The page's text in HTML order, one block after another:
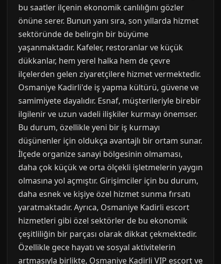
bu saatler ilçenin ekonomik canlılığını gözler
önüne serer. Bunun yanı sıra, son yıllarda hizmet
sektöründe de belirgin bir büyüme
yaşanmaktadır. Kafeler, restoranlar ve küçük
dükkanlar, hem yerel halka hem de çevre
ilçelerden gelen ziyaretçilere hizmet vermektedir.
Osmaniye Kadirli'de iş yapma kültürü, güvene ve
samimiyete dayalıdır. Esnaf, müşterileriyle birebir
ilgilenir ve uzun vadeli ilişkiler kurmayı önemser.
Bu durum, özellikle yeni bir iş kurmayı
düşünenler için oldukça avantajlı bir ortam sunar.
İlçede organize sanayi bölgesinin olmaması,
daha çok küçük ve orta ölçekli işletmelerin yaygın
olmasına yol açmıştır. Girişimciler için bu durum,
daha esnek ve kişiye özel hizmet sunma fırsatı
yaratmaktadır. Ayrıca, Osmaniye Kadirli escort
hizmetleri gibi özel sektörler de bu ekonomik
çeşitliliğin bir parçası olarak dikkat çekmektedir.
Özellikle gece hayatı ve sosyal aktivitelerin
artmasıyla birlikte, Osmaniye Kadirli VIP escort ve